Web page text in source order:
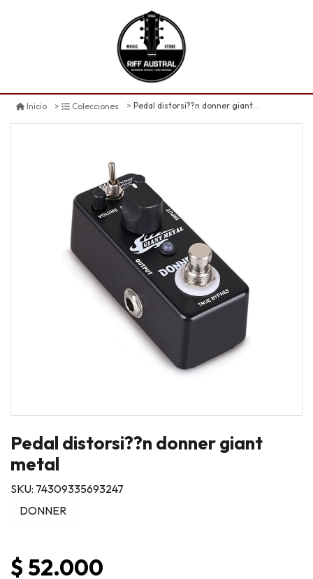
Inicio Colecciones Pedal distorsi??n donner giant metal
Pedal distorsi??n donner giant
metal
SKU: 74309335693247
DONNER
$ 52.000